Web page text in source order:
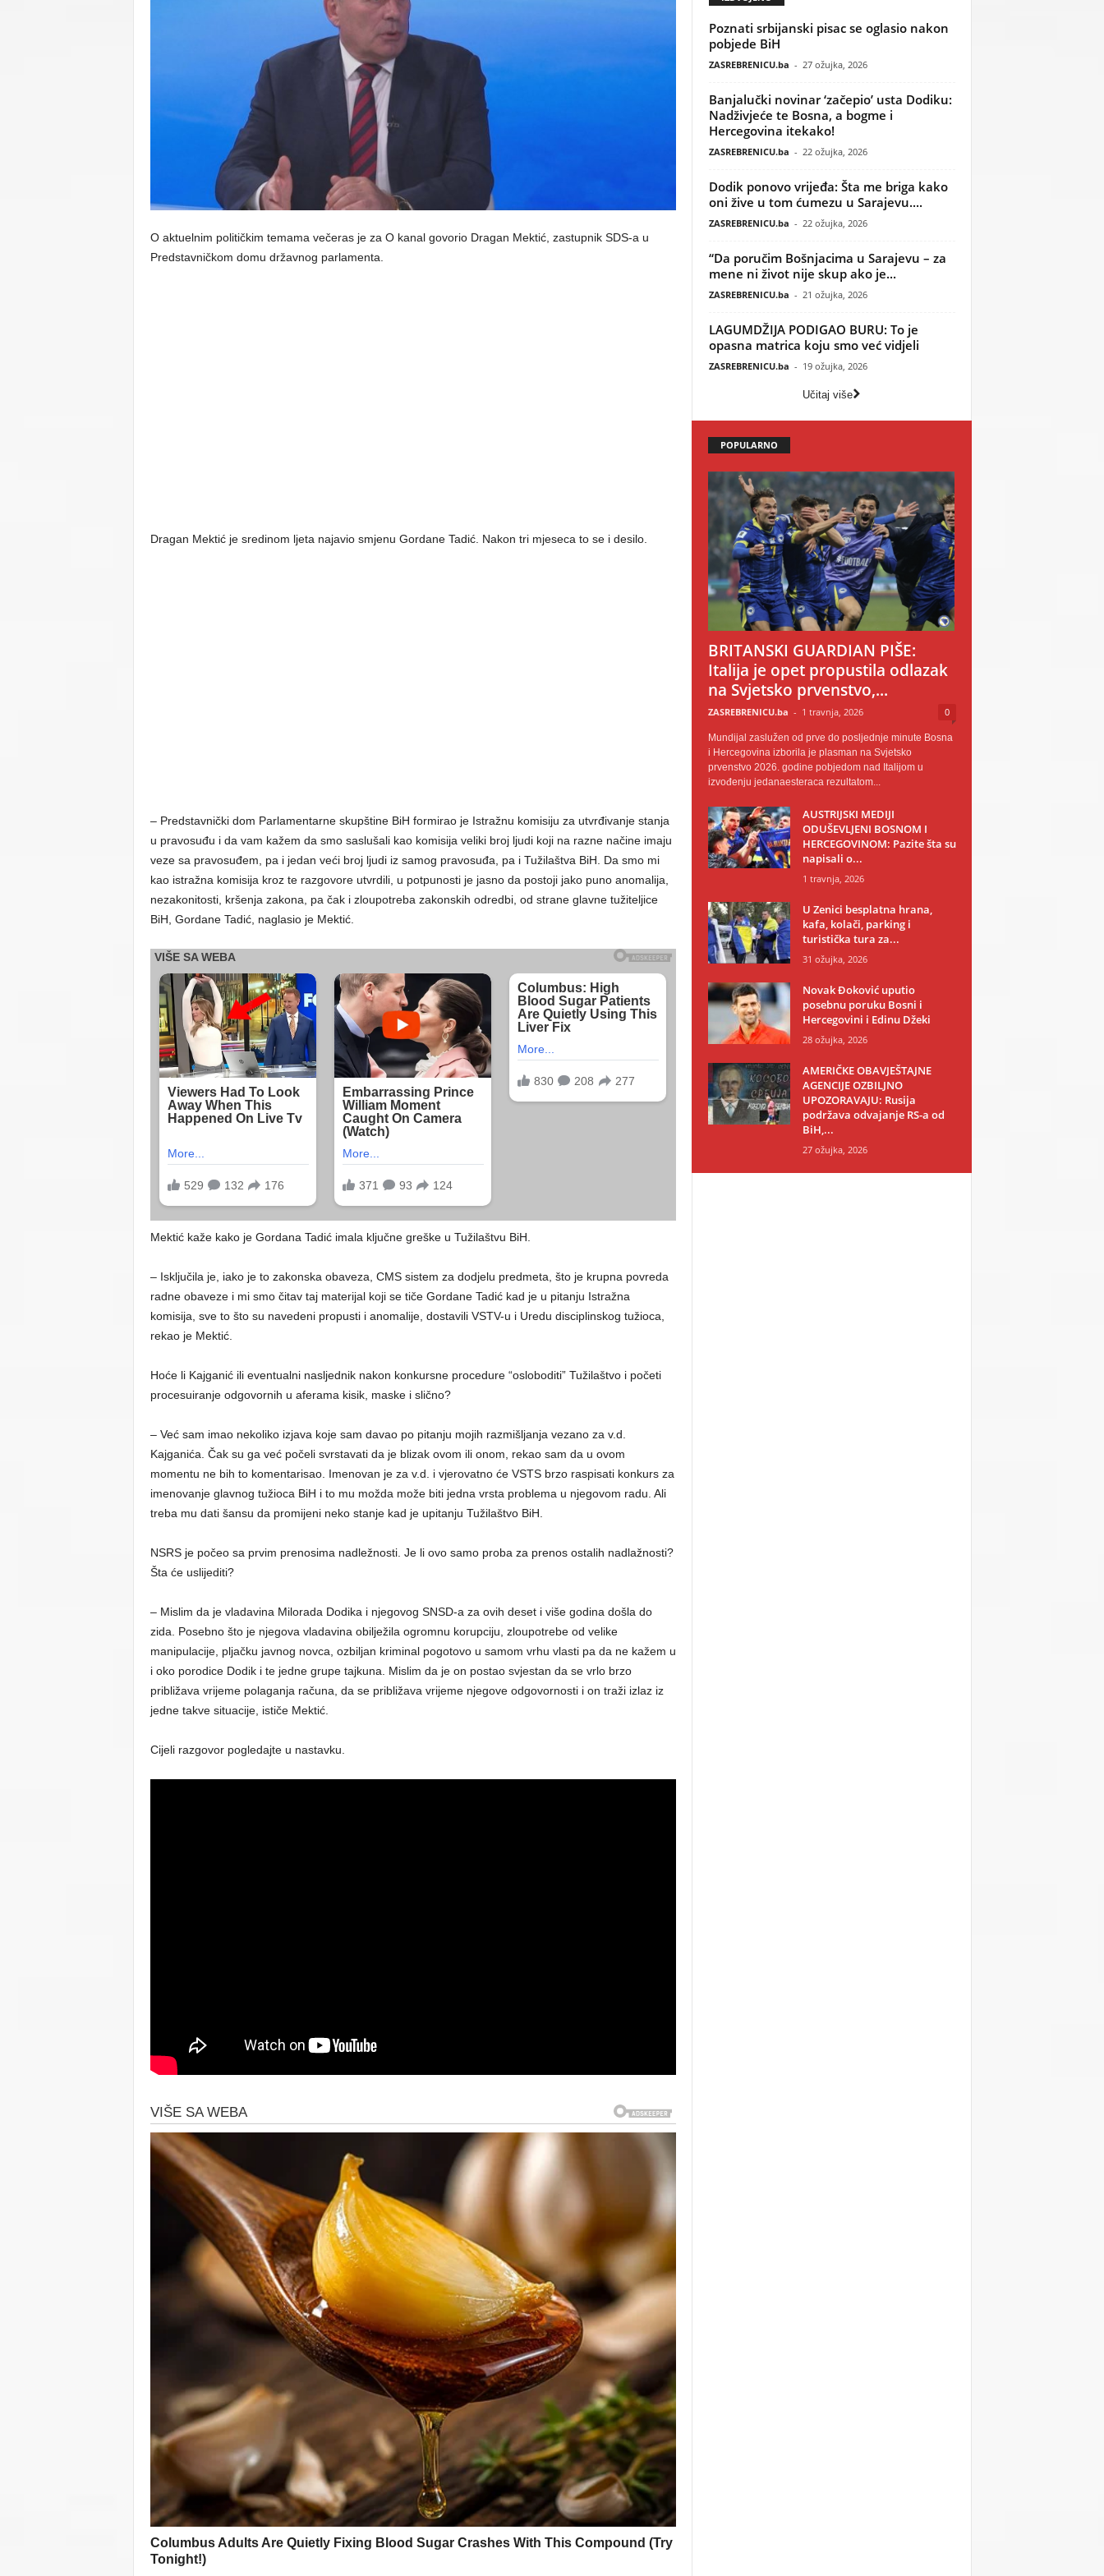
O aktuelnim političkim temama večeras je za O kanal govorio Dragan Mektić, zastupnik SDS-a u
Predstavničkom domu državnog parlamenta.
Dragan Mektić je sredinom ljeta najavio smjenu Gordane Tadić. Nakon tri mjeseca to se i desilo.
– Predstavnički dom Parlamentarne skupštine BiH formirao je Istražnu komisiju za utvrđivanje stanja
u pravosuđu i da vam kažem da smo saslušali kao komisija veliki broj ljudi koji na razne načine imaju
veze sa pravosuđem, pa i jedan veći broj ljudi iz samog pravosuđa, pa i Tužilaštva BiH. Da smo mi
kao istražna komisija kroz te razgovore utvrdili, u potpunosti je jasno da postoji jako puno anomalija,
nezakonitosti, kršenja zakona, pa čak i zloupotreba zakonskih odredbi, od strane glavne tužiteljice
BiH, Gordane Tadić, naglasio je Mektić.
Mektić kaže kako je Gordana Tadić imala ključne greške u Tužilaštvu BiH.
– Isključila je, iako je to zakonska obaveza, CMS sistem za dodjelu predmeta, što je krupna povreda
radne obaveze i mi smo čitav taj materijal koji se tiče Gordane Tadić kad je u pitanju Istražna
komisija, sve to što su navedeni propusti i anomalije, dostavili VSTV-u i Uredu disciplinskog tužioca,
rekao je Mektić.
Hoće li Kajganić ili eventualni nasljednik nakon konkursne procedure “osloboditi” Tužilaštvo i početi
procesuiranje odgovornih u aferama kisik, maske i slično?
– Već sam imao nekoliko izjava koje sam davao po pitanju mojih razmišljanja vezano za v.d.
Kajganića. Čak su ga već počeli svrstavati da je blizak ovom ili onom, rekao sam da u ovom
momentu ne bih to komentarisao. Imenovan je za v.d. i vjerovatno će VSTS brzo raspisati konkurs za
imenovanje glavnog tužioca BiH i to mu možda može biti jedna vrsta problema u njegovom radu. Ali
treba mu dati šansu da promijeni neko stanje kad je upitanju Tužilaštvo BiH.
NSRS je počeo sa prvim prenosima nadležnosti. Je li ovo samo proba za prenos ostalih nadlažnosti?
Šta će uslijediti?
– Mislim da je vladavina Milorada Dodika i njegovog SNSD-a za ovih deset i više godina došla do
zida. Posebno što je njegova vladavina obilježila ogromnu korupciju, zloupotrebe od velike
manipulacije, pljačku javnog novca, ozbiljan kriminal pogotovo u samom vrhu vlasti pa da ne kažem u
i oko porodice Dodik i te jedne grupe tajkuna. Mislim da je on postao svjestan da se vrlo brzo
približava vrijeme polaganja računa, da se približava vrijeme njegove odgovornosti i on traži izlaz iz
jedne takve situacije, ističe Mektić.
Cijeli razgovor pogledajte u nastavku.
Poznati srbijanski pisac se oglasio nakon
pobjede BiH
ZASREBRENICU.ba - 27 ožujka, 2026
Banjalučki novinar ‘začepio’ usta Dodiku:
Nadživjeće te Bosna, a bogme i
Hercegovina itekako!
ZASREBRENICU.ba - 22 ožujka, 2026
Dodik ponovo vrijeđa: Šta me briga kako
oni žive u tom ćumezu u Sarajevu....
ZASREBRENICU.ba - 22 ožujka, 2026
“Da poručim Bošnjacima u Sarajevu – za
mene ni život nije skup ako je...
ZASREBRENICU.ba - 21 ožujka, 2026
LAGUMDŽIJA PODIGAO BURU: To je
opasna matrica koju smo već vidjeli
ZASREBRENICU.ba - 19 ožujka, 2026
Učitaj više
POPULARNO
BRITANSKI GUARDIAN PIŠE:
Italija je opet propustila odlazak
na Svjetsko prvenstvo,...
ZASREBRENICU.ba - 1 travnja, 2026 0
Mundijal zaslužen od prve do posljednje minute Bosna
i Hercegovina izborila je plasman na Svjetsko
prvenstvo 2026. godine pobjedom nad Italijom u
izvođenju jedanaesteraca rezultatom...
AUSTRIJSKI MEDIJI
ODUŠEVLJENI BOSNOM I
HERCEGOVINOM: Pazite šta su
napisali o...
1 travnja, 2026
U Zenici besplatna hrana,
kafa, kolači, parking i
turistička tura za...
31 ožujka, 2026
Novak Đoković uputio
posebnu poruku Bosni i
Hercegovini i Edinu Džeki
28 ožujka, 2026
AMERIČKE OBAVJEŠTAJNE
AGENCIJE OZBILJNO
UPOZORAVAJU: Rusija
podržava odvajanje RS-a od
BiH,...
27 ožujka, 2026